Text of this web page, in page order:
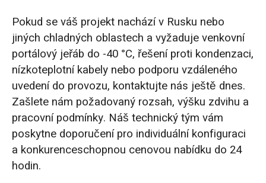
Pokud se váš projekt nachází v Rusku nebo
jiných chladných oblastech a vyžaduje venkovní
portálový jeřáb do -40 °C, řešení proti kondenzaci,
nízkoteplotní kabely nebo podporu vzdáleného
uvedení do provozu, kontaktujte nás ještě dnes.
Zašlete nám požadovaný rozsah, výšku zdvihu a
pracovní podmínky. Náš technický tým vám
poskytne doporučení pro individuální konfiguraci
a konkurenceschopnou cenovou nabídku do 24
hodin.